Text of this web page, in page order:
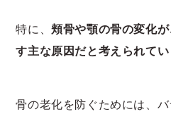
特に、頬骨や顎の骨の変化
す主な原因だと考えられてい
骨の老化を防ぐためには、